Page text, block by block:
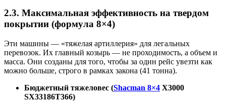
2.3. Максимальная эффективность на твердом
покрытии (формула 8×4)
Эти машины — «тяжелая артиллерия» для легальных
перевозок. Их главный козырь — не проходимость, а объем и
масса. Они созданы для того, чтобы за один рейс увезти как
можно больше, строго в рамках закона (41 тонна).
Бюджетный тяжеловес (Shacman 8×4 X3000
SX33186T366)